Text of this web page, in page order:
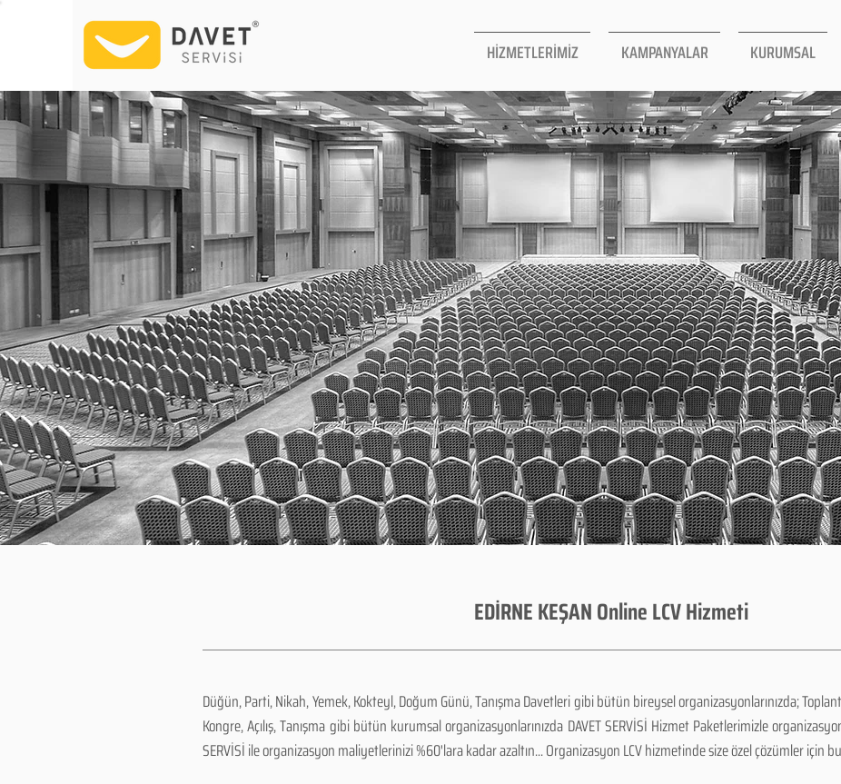
HİZMETLERİMİZ KAMPANYALAR KURUMSAL
EDİRNE KEŞAN Online LCV Hizmeti
Düğün, Parti, Nikah, Yemek, Kokteyl, Doğum Günü, Tanışma Davetleri gibi bütün bireysel organizasyonlarınızda;
Kongre, Açılış, Tanışma gibi bütün kurumsal organizasyonlarınızda DAVET SERVİSİ Hizmet Paketlerimizle
SERVİSİ ile organizasyon maliyetlerinizi %60'lara kadar azaltın... Organizasyon LCV hizmetinde size özel çözümler için